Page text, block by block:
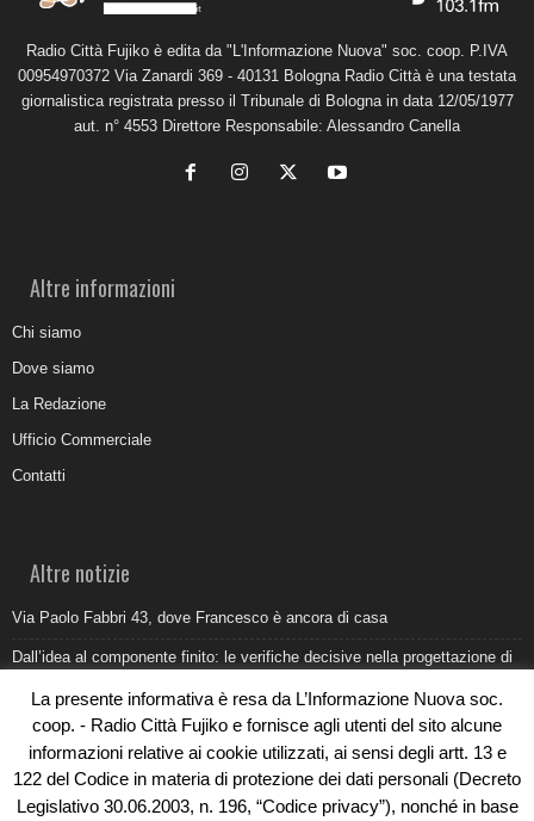
Radio Città Fujiko è edita da "L'Informazione Nuova" soc. coop. P.IVA
00954970372 Via Zanardi 369 - 40131 Bologna Radio Città è una testata
giornalistica registrata presso il Tribunale di Bologna in data 12/05/1977
aut. n° 4553 Direttore Responsabile: Alessandro Canella
Altre informazioni
Chi siamo
Dove siamo
La Redazione
Ufficio Commerciale
Contatti
Altre notizie
Via Paolo Fabbri 43, dove Francesco è ancora di casa
Dall’idea al componente finito: le verifiche decisive nella progettazione di
Belvedere Marittimo e il report ARPACAL 2026 sulla qualità del mare
Come organizzare e allestire una camera ardente per l’ultimo saluto
Umidità di risalita in casa, come riconoscere i segnali veri
La presente informativa è resa da L’Informazione Nuova soc.
coop. - Radio Città Fujiko e fornisce agli utenti del sito alcune
informazioni relative ai cookie utilizzati, ai sensi degli artt. 13 e
122 del Codice in materia di protezione dei dati personali (Decreto
Legislativo 30.06.2003, n. 196, “Codice privacy”), nonché in base